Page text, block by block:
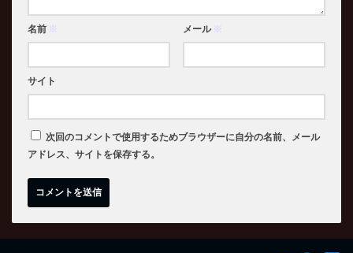
名前 ※ メール ※
サイト
次回のコメントで使用するためブラウザーに自分の名前、メール
アドレス、サイトを保存する。